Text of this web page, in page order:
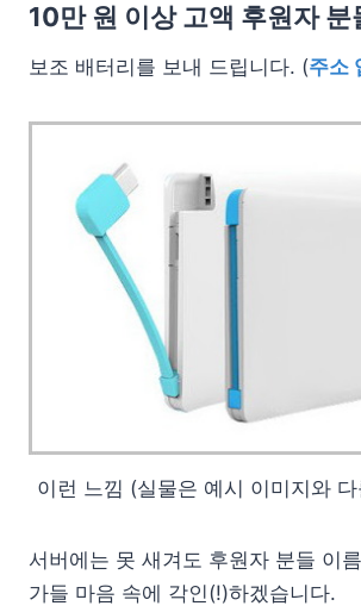
10만 원 이상 고액 후원자 분
보조 배터리를 보내 드립니다. (주소
이런 느낌 (실물은 예시 이미지와
서버에는 못 새겨도 후원자 분들 이
가들 마음 속에 각인(!)하겠습니다.